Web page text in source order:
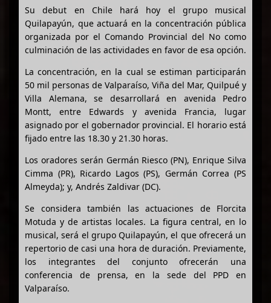
Su debut en Chile hará hoy el grupo musical
Quilapayún, que actuará en la concentración pública
organizada por el Comando Provincial del No como
culminación de las actividades en favor de esa opción.
La concentración, en la cual se estiman participarán
50 mil personas de Valparaíso, Viña del Mar, Quilpué y
Villa Alemana, se desarrollará en avenida Pedro
Montt, entre Edwards y avenida Francia, lugar
asignado por el gobernador provincial. El horario está
fijado entre las 18.30 y 21.30 horas.
Los oradores serán Germán Riesco (PN), Enrique Silva
Cimma (PR), Ricardo Lagos (PS), Germán Correa (PS
Almeyda); y, Andrés Zaldivar (DC).
Se considera también las actuaciones de Florcita
Motuda y de artistas locales. La figura central, en lo
musical, será el grupo Quilapayún, el que ofrecerá un
repertorio de casi una hora de duración. Previamente,
los integrantes del conjunto ofrecerán una
conferencia de prensa, en la sede del PPD en
Valparaíso.